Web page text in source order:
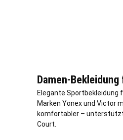
Damen-
Elegante Sportbekleidung
Marken Yonex und Victor
komfortabler –
Court.